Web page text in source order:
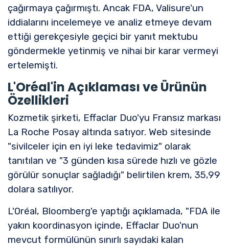
çağırmaya çağırmıştı. Ancak FDA, Valisure'un
iddialarını incelemeye ve analiz etmeye devam
ettiği gerekçesiyle geçici bir yanıt mektubu
göndermekle yetinmiş ve nihai bir karar vermeyi
ertelemişti.
L'Oréal'in Açıklaması ve Ürünün
Özellikleri
Kozmetik şirketi, Effaclar Duo'yu Fransız markası
La Roche Posay altında satıyor. Web sitesinde
"sivilceler için en iyi leke tedavimiz" olarak
tanıtılan ve "3 günden kısa sürede hızlı ve gözle
görülür sonuçlar sağladığı" belirtilen krem, 35,99
dolara satılıyor.
L'Oréal, Bloomberg'e yaptığı açıklamada, "FDA ile
yakın koordinasyon içinde, Effaclar Duo'nun
mevcut formülünün sınırlı sayıdaki kalan